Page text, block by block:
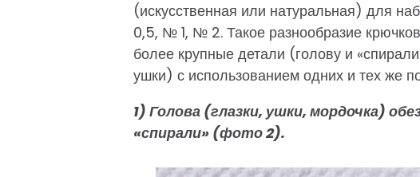
(искусственная или натуральная) для
0,5, № 1, № 2. Такое разнообразие
более крупные детали (голову и
ушки) с использованием одних и тех же
1) Голова (глазки, ушки, мордочка)
«спирали» (фото 2).